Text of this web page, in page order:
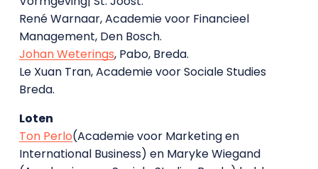
René Warnaar, Academie voor Financieel
Management, Den Bosch.
Johan Weterings, Pabo, Breda.
Le Xuan Tran, Academie voor Sociale Studies
Breda.
Loten
Ton Perlo(Academie voor Marketing en
International Business) en Maryke Wiegand